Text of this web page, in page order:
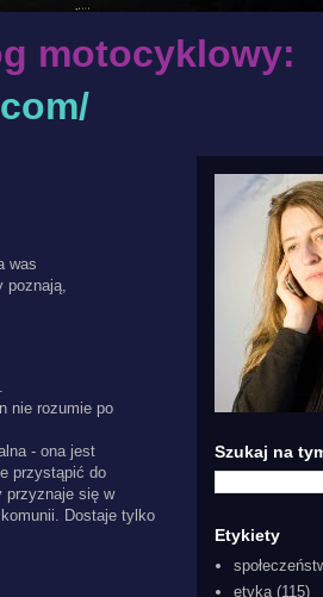
motocyklowy:
was
poznają,
nie rozumie po
- ona jest
przystąpić do
przyznaje się w
Dostaje tylko
Szukaj na
Etykiety
etyka (115)